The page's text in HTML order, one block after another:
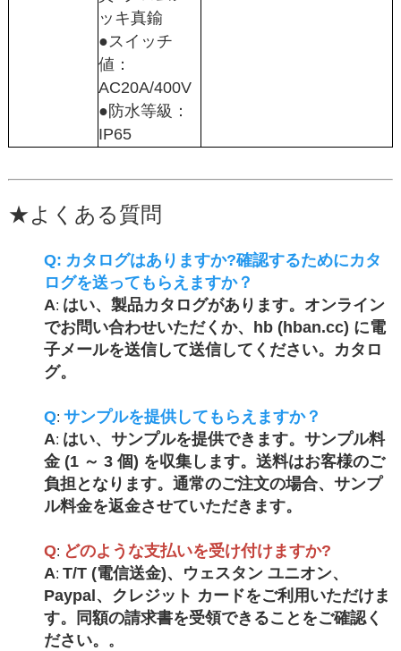
ッキ真鍮
●スイッチ
値：
AC20A/400V
●防水等級：
IP65
★よくある質問
Q: カタログはありますか?確認するためにカタ
ログを送ってもらえますか？
A: はい、製品カタログがあります。オンライン
でお問い合わせいただくか、hb (hban.cc) に電
子メールを送信して送信してください。カタロ
グ。
Q: サンプルを提供してもらえますか？
A: はい、サンプルを提供できます。サンプル料
金 (1 ～ 3 個) を収集します。送料はお客様のご
負担となります。通常のご注文の場合、サンプ
ル料金を返金させていただきます。
Q: どのような支払いを受け付けますか?
A: T/T (電信送金)、ウェスタン ユニオン、
Paypal、クレジット カードをご利用いただけま
す。同額の請求書を受領できることをご確認く
ださい。
。